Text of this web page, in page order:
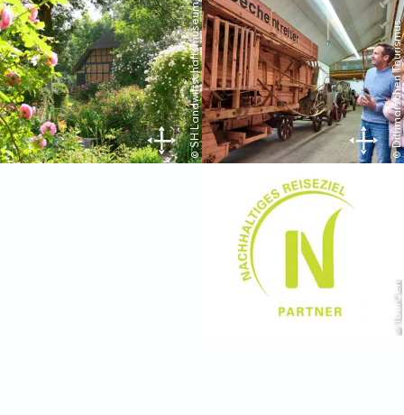
© SH Landwirtschaftsmuseum © Dithmarschen Tourismus
© TourCert